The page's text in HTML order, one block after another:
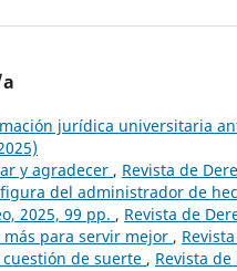
jurídica universitaria
y agradecer , Revista de
del administrador de
2025, 99 pp. , Revista de
para servir mejor ,
de suerte , Revista